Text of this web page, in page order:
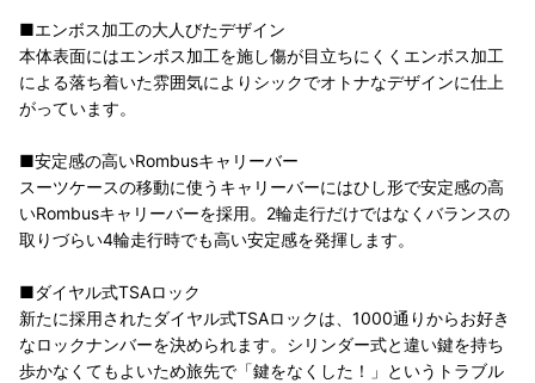
■エンボス加工の大人びたデザイン
本体表面にはエンボス加工を施し傷が目立ちにくくエンボス加工
による落ち着いた雰囲気によりシックでオトナなデザインに仕上
がっています。
■安定感の高いRombusキャリーバー
スーツケースの移動に使うキャリーバーにはひし形で安定感の高
いRombusキャリーバーを採用。2輪走行だけではなくバランスの
取りづらい4輪走行時でも高い安定感を発揮します。
■ダイヤル式TSAロック
新たに採用されたダイヤル式TSAロックは、1000通りからお好き
なロックナンバーを決められます。シリンダー式と違い鍵を持ち
歩かなくてもよいため旅先で「鍵をなくした！」というトラブル